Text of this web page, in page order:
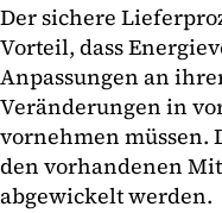
Der sichere
Vorteil, dass
Anpassungen an
Veränderungen in
vornehmen müssen.
den vorhandenen
abgewickelt werden.